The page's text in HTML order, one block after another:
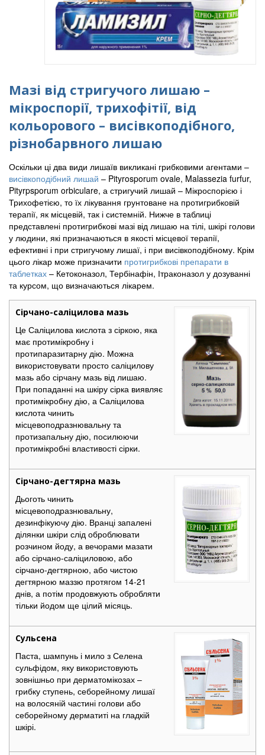
Мазі від стригучого лишаю –
мікроспорії, трихофітії, від
кольорового – висівкоподібного,
різнобарвного лишаю
Оскільки ці два види лишаїв викликані грибковими агентами –
висівкоподібний лишай – Pityrosporum ovale, Malassezia furfur,
Pityrpsporum orbiculare, а стригучий лишай – Мікроспорією і
Трихофетією, то їх лікування грунтоване на протигрибковій
терапії, як місцевій, так і системній. Нижче в таблиці
представлені протигрибкові мазі від лишаю на тілі, шкірі голови
у людини, які призначаються в якості місцевої терапії,
ефективні і при стригучому лишаї, і при висівкоподібному. Крім
цього лікар може призначити протигрибкові препарати в
таблетках – Кетоконазол, Тербінафін, Ітраконазол у дозуванні
та курсом, що визначаються лікарем.
Сірчано-саліцилова мазь
Це Саліцилова кислота з сіркою, яка
має протимікробну і
протипаразитарну дію. Можна
використовувати просто саліцилову
мазь або сірчану мазь від лишаю.
При попаданні на шкіру сірка виявляє
протимікробну дію, а Саліцилова
кислота чинить
місцевоподразнювальну та
протизапальну дію, посилюючи
протимікробні властивості сірки.
Сірчано-дегтярна мазь
Дьоготь чинить
місцевоподразнювальну,
дезинфікуючу дію. Вранці запалені
ділянки шкіри слід оброблювати
розчином йоду, а вечорами мазати
або сірчано-саліциловою, або
сірчано-дегтярною, або чистою
дегтярною маззю протягом 14-21
днів, а потім продовжують обробляти
тільки йодом ще цілий місяць.
Сульсена
Паста, шампунь і мило з Селена
сульфідом, яку використовують
зовнішньо при дерматомікозах –
грибку ступень, себорейному лишаї
на волосяній частині голови або
себорейному дерматиті на гладкій
шкірі.